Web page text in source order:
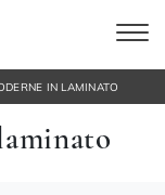
IN LAMINATO